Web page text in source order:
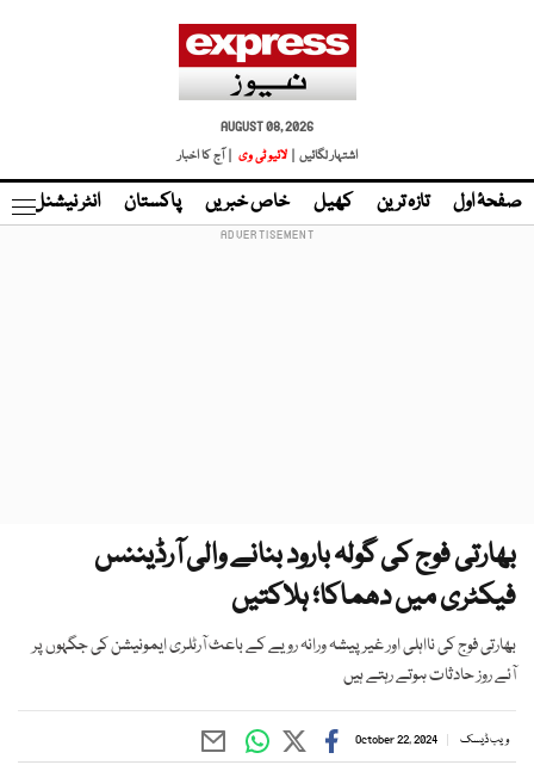
AUGUST 08, 2026
اشتہار لگائیں |
لائیو ٹی وی | آج کا اخبار
صفحۂ اول تازہ ترین کھیل خاص خبریں پاکستان انٹر نیشنل
بھارتی فوج کی گولہ بارود بنانے والی آرڈیننس
فیکٹری میں دھماکا؛ ہلاکتیں
بھارتی فوج کی نااہلی اور غیر پیشہ ورانہ رویے کے باعث آرٹلری ایمونیشن کی جگہوں پر
آئے روز حادثات ہوتے رہتے ہیں
ویب ڈیسک October 22, 2024